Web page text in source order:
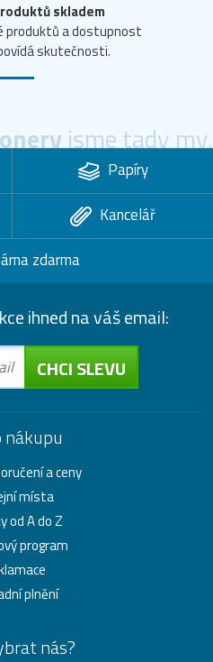
skladem
produktů a dostupnost
skutečnosti.
jsme tady my.
Papíry
Kancelář
zdarma
ihned na váš email:
CHCI SLEVU
nákupu
a ceny
místa
od A do Z
program
plnění
nás?